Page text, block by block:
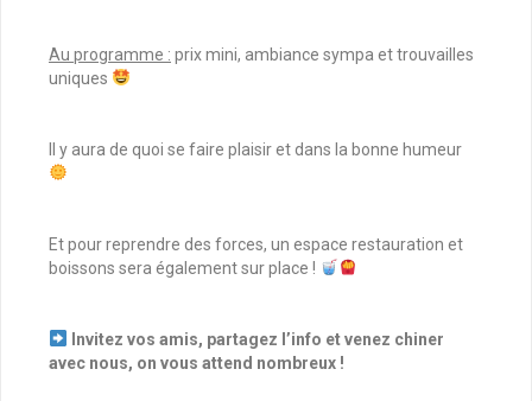
Au programme : prix mini, ambiance sympa et trouvailles
uniques
Il y aura de quoi se faire plaisir et dans la bonne humeur
Et pour reprendre des forces, un espace restauration et
boissons sera également sur place !
Invitez vos amis, partagez l’info et venez chiner
avec nous, on vous attend nombreux !